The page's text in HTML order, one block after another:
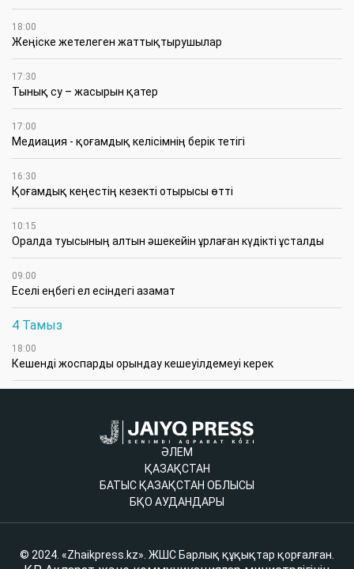
18:00
Жеңіске жетелеген жаттықтырушылар
17:30
Тынық су – жасырын қатер
17:00
Медиация - қоғамдық келісімнің берік тетігі
16:30
Қоғамдық кеңестің кезекті отырысы өтті
10:15
Оралда туысының алтын әшекейін ұрлаған күдікті ұсталды
09:00
Еселі еңбегі ел есіндегі азамат
4 Тамыз
18:00
Кешенді жоспарды орындау кешеуілдемеуі керек
ӘЛЕМ
ҚАЗАҚСТАН
БАТЫС ҚАЗАҚСТАН ОБЛЫСЫ
БҚО АУДАНДАРЫ
© 2024. «Zhaikpress.kz». ЖШС Барлық құқықтар қорғалған.